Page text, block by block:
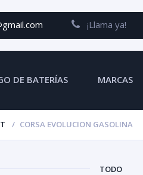
¡Llama ya!
DE BATERÍAS MARCAS
CORSA EVOLUCION GASOLINA
TODO